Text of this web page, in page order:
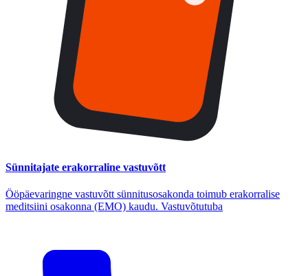
Sünnitajate erakorraline vastuvõtt
Ööpäevaringne vastuvõtt sünnitusosakonda toimub erakorralise
meditsiini osakonna (EMO) kaudu. Vastuvõtutuba